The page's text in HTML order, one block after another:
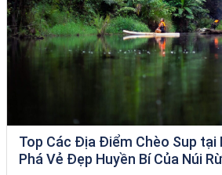
Top Các Địa Điểm Chèo Sup tại
Phá Vẻ Đẹp Huyền Bí Của Núi